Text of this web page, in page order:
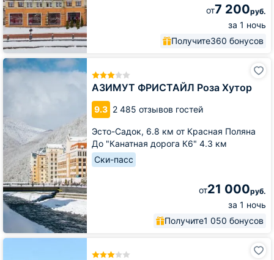
от7 200руб.
за 1 ночь
Получите360 бонусов
АЗИМУТ ФРИСТАЙЛ Роза Хутор
9.3 2 485 отзывов гостей
Эсто-Садок, 6.8 км от Красная Поляна
До "Канатная дорога К6" 4.3 км
Ски-пасс
от21 000руб.
за 1 ночь
Получите1 050 бонусов
АЗИМУТ
ФРИСТАЙЛ
Гостиница